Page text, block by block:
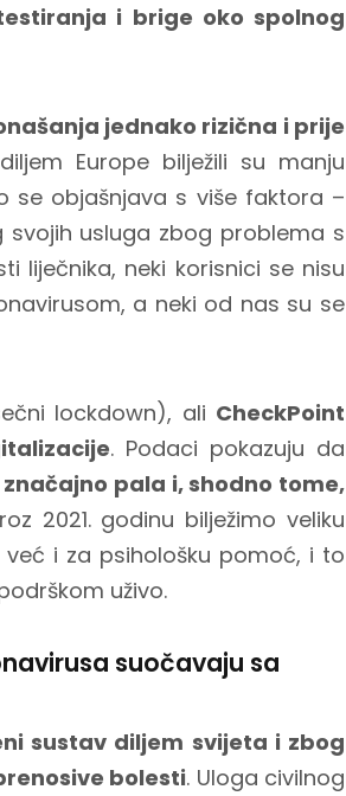
i brige oko spolnog
jednako rizična i prije
Europe bilježili su manju
se objašnjava s više faktora –
usluga zbog problema s
liječnika, neki korisnici se nisu
a neki od nas su se
lockdown), ali CheckPoint
. Podaci pokazuju da
pala i, shodno tome,
2021. godinu bilježimo veliku
i za psihološku pomoć, i to
uživo.
suočavaju sa
sustav diljem svijeta i zbog
bolesti. Uloga civilnog